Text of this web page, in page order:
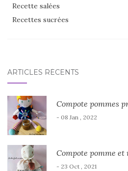
Recette salées
Recettes sucrées
ARTICLES RÉCENTS
Compote pommes
- 08 Jan , 2022
Compote pomme
- 23 Oct , 2021